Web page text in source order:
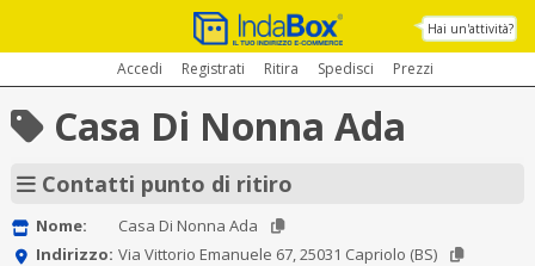
Hai un'attività?
Accedi Registrati Ritira Spedisci Prezzi
Casa Di Nonna Ada
Contatti punto di ritiro
Nome:
Casa Di Nonna Ada
Indirizzo: Via Vittorio Emanuele 67, 25031 Capriolo (BS)